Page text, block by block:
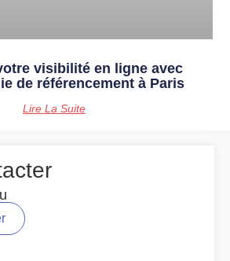
visibilité en ligne avec
de référencement à Paris
Lire La Suite